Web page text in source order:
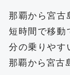
那覇から宮古
短時間で移動
分の乗りやす
那覇から宮古